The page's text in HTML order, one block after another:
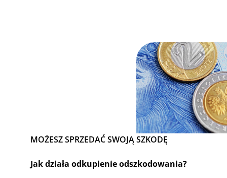
MOŻESZ SPRZEDAĆ SWOJĄ SZKODĘ
Jak działa odkupienie odszkodowania?